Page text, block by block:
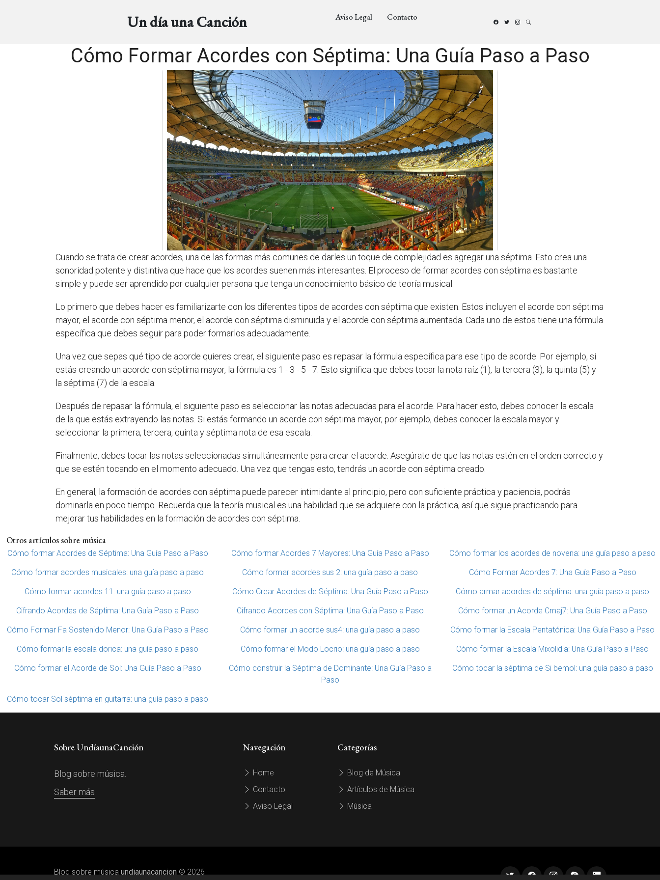
Un día una Canción Aviso Legal Contacto
Cómo Formar Acordes con Séptima: Una Guía Paso a Paso
Cuando se trata de crear acordes, una de las formas más comunes de darles un toque de complejidad es agregar una séptima. Esto crea una
sonoridad potente y distintiva que hace que los acordes suenen más interesantes. El proceso de formar acordes con séptima es bastante
simple y puede ser aprendido por cualquier persona que tenga un conocimiento básico de teoría musical.
Lo primero que debes hacer es familiarizarte con los diferentes tipos de acordes con séptima que existen. Estos incluyen el acorde con séptima
mayor, el acorde con séptima menor, el acorde con séptima disminuida y el acorde con séptima aumentada. Cada uno de estos tiene una fórmula
específica que debes seguir para poder formarlos adecuadamente.
Una vez que sepas qué tipo de acorde quieres crear, el siguiente paso es repasar la fórmula específica para ese tipo de acorde. Por ejemplo, si
estás creando un acorde con séptima mayor, la fórmula es 1 - 3 - 5 - 7. Esto significa que debes tocar la nota raíz (1), la tercera (3), la quinta (5) y
la séptima (7) de la escala.
Después de repasar la fórmula, el siguiente paso es seleccionar las notas adecuadas para el acorde. Para hacer esto, debes conocer la escala
de la que estás extrayendo las notas. Si estás formando un acorde con séptima mayor, por ejemplo, debes conocer la escala mayor y
seleccionar la primera, tercera, quinta y séptima nota de esa escala.
Finalmente, debes tocar las notas seleccionadas simultáneamente para crear el acorde. Asegúrate de que las notas estén en el orden correcto y
que se estén tocando en el momento adecuado. Una vez que tengas esto, tendrás un acorde con séptima creado.
En general, la formación de acordes con séptima puede parecer intimidante al principio, pero con suficiente práctica y paciencia, podrás
dominarla en poco tiempo. Recuerda que la teoría musical es una habilidad que se adquiere con la práctica, así que sigue practicando para
mejorar tus habilidades en la formación de acordes con séptima.
Otros artículos sobre música
Cómo formar Acordes de Séptima: Una Guía Paso a Paso Cómo formar Acordes 7 Mayores: Una Guía Paso a Paso Cómo formar los acordes de novena: una guía paso a paso
Cómo formar acordes musicales: una guía paso a paso Cómo formar acordes sus 2: una guía paso a paso Cómo Formar Acordes 7: Una Guía Paso a Paso
Cómo formar acordes 11: una guía paso a paso Cómo Crear Acordes de Séptima: Una Guía Paso a Paso Cómo armar acordes de séptima: una guía paso a paso
Cifrando Acordes de Séptima: Una Guía Paso a Paso Cifrando Acordes con Séptima: Una Guía Paso a Paso Cómo formar un Acorde Cmaj7: Una Guía Paso a Paso
Cómo Formar Fa Sostenido Menor: Una Guía Paso a Paso Cómo formar un acorde sus4: una guía paso a paso Cómo formar la Escala Pentatónica: Una Guía Paso a Paso
Cómo formar la escala dorica: una guía paso a paso Cómo formar el Modo Locrio: una guía paso a paso Cómo formar la Escala Mixolidia: Una Guía Paso a Paso
Cómo formar el Acorde de Sol: Una Guía Paso a Paso
Cómo construir la Séptima de Dominante: Una Guía Paso a
Paso
Cómo tocar la séptima de Si bemol: una guía paso a paso
Cómo tocar Sol séptima en guitarra: una guía paso a paso
Sobre UndíaunaCanción
Blog sobre música.
Saber más
Navegación
Home
Contacto
Aviso Legal
Categorías
Blog de Música
Artículos de Música
Música
Blog sobre música undiaunacancion © 2026